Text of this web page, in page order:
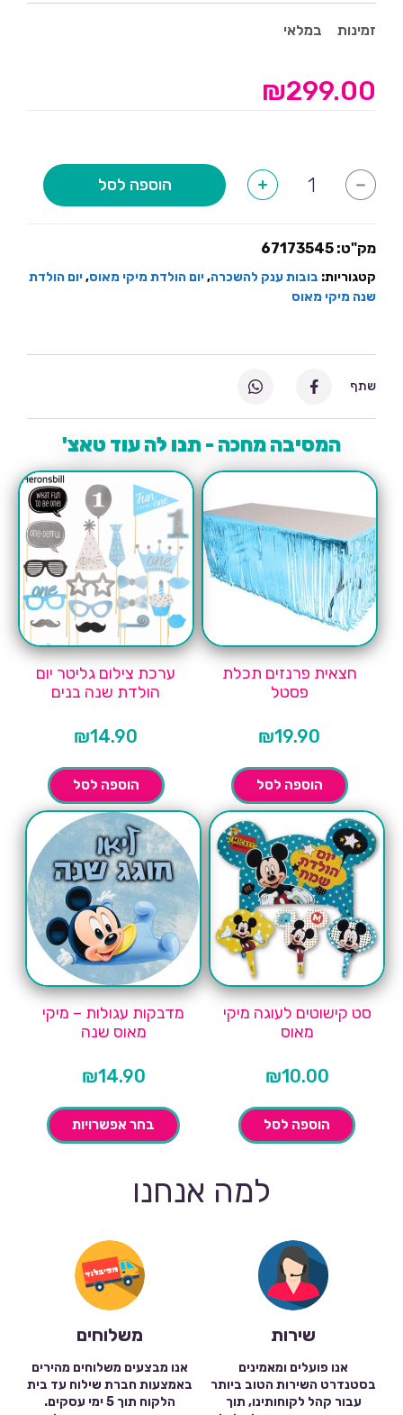
זמינות במלאי
₪299.00
-
של
מיקי
+ הוספה לסל
מק"ט: 67173545
קטגוריות: בובות ענק להשכרה,יום הולדת מיקי מאוס,יום הולדת
שנה מיקי מאוס
המסיבה מחכה - תנו לה עוד טאצ'
חצאית פרנזים תכלת
פסטל
₪19.90
הוספה לסל
ערכת צילום גליטר יום
הולדת שנה בנים
₪14.90
הוספה לסל
סט קישוטים לעוגה מיקי
מאוס
₪10.00
הוספה לסל
מדבקות עגולות – מיקי
מאוס שנה
₪14.90
בחר אפשרויות
שתף
למה אנחנו
שירות
אנו פועלים ומאמינים
בסטנדרט השירות הטוב ביותר
עבור קהל לקוחותינו, תוך
משלוחים
אנו מבצעים משלוחים מהירים
באמצעות חברת שילוח עד בית
הלקוח תוך 5 ימי עסקים.